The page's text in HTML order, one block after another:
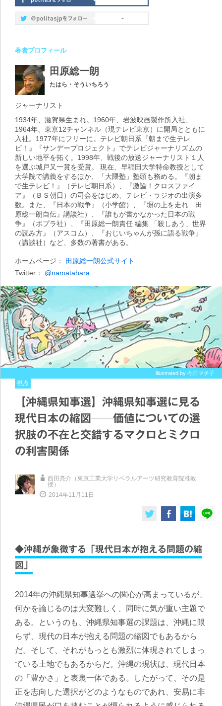
-
著者プロフィール
田原総一朗
たはら・そういちろう
ジャーナリスト
1934年、滋賀県生まれ。1960年、岩波映画製作所入社、
1964年、東京12チャンネル（現テレビ東京）に開局とともに
入社。1977年にフリーに。テレビ朝日系『朝まで生テレ
ビ！』『サンデープロジェクト』でテレビジャーナリズムの
新しい地平を拓く。1998年、戦後の放送ジャーナリスト１人
を選ぶ城戸又一賞を受賞。 現在、早稲田大学特命教授として
大学院で講義をするほか、「大隈塾」塾頭も務める。『朝ま
で生テレビ！』（テレビ朝日系）、『激論！クロスファイ
ア』（ＢＳ朝日）の司会をはじめ、テレビ・ラジオの出演多
数。また、『日本の戦争』（小学館）、『塀の上を走れ 田
原総一朗自伝』講談社）、『誰もが書かなかった日本の戦
争』（ポプラ社）、『田原総一朗責任 編集 「殺しあう」世界
の読み方』（アスコム）、『おじいちゃんが孫に語る戦争』
（講談社）など、多数の著書がある。
ホームページ：
田原総一朗公式サイト
Twitter：
@namatahara
illustrated by 今日マチ子
視点
【沖縄県知事選】沖縄県知事選に見る
現代日本の縮図──価値についての選
択肢の不在と交錯するマクロとミクロ
の利害関係
西田亮介（東京工業大学リベラルアーツ研究教育院准教
授）
2014年11月11日
◆沖縄が象徴する「現代日本が抱える問題の縮
図」
2014年の沖縄県知事選挙への関心が高まっているが、
何かを論じるのは大変難しく、同時に気が重い主題で
ある。というのも、沖縄県知事選の課題は、沖縄に限
らず、現代の日本が抱える問題の縮図でもあるから
だ。そして、それがもっとも激烈に体現されてしまっ
ている土地でもあるからだ。沖縄の現状は、現代日本
の「豊かさ」と表裏一体である。したがって、その是
正を志向した選択がどのようなものであれ、安易に非